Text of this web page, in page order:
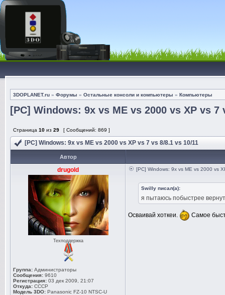
3DOPLANET.ru » Форумы » Остальные консоли и компьютеры » Компьютеры
[PC] Windows: 9x vs ME vs 2000 vs XP vs 7
Страница 10 из 29 [ Сообщений: 869 ]
[PC] Windows: 9x vs ME vs 2000 vs XP vs 7 vs 8/8.1 vs 10/11
Автор
drugold
Техподдержка
Группа: Администраторы
Сообщения: 9610
Регистрация: 03 дек 2009, 21:07
Откуда: СССР
Модель 3DO: Panasonic FZ-10 NTSC-U
[PC] Windows: 9x vs ME vs 2000 vs
Swilly писал(а):
я пытаюсь побыстрее
Осваивай хоткеи. Самое